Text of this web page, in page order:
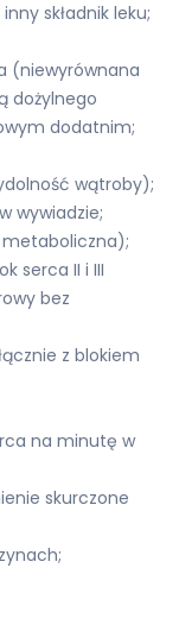
składnik leku;
(niewyrównana
dożylnego
dodatnim;
wątroby);
w wywiadzie;
serca II i III
bez
z blokiem
na minutę w
skurczone